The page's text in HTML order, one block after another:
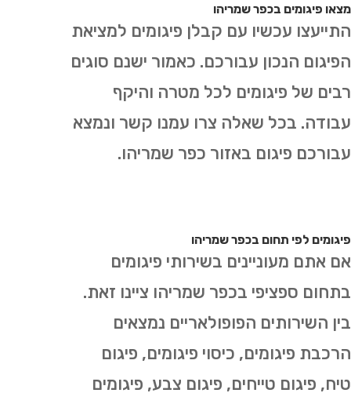
מצאו פיגומים בכפר שמריהו
התייעצו עכשיו עם קבלן פיגומים למציאת
הפיגום הנכון עבורכם. כאמור ישנם סוגים
רבים של פיגומים לכל מטרה והיקף
עבודה. בכל שאלה צרו עמנו קשר ונמצא
עבורכם פיגום באזור כפר שמריהו.
פיגומים לפי תחום בכפר שמריהו
אם אתם מעוניינים בשירותי פיגומים
בתחום ספציפי בכפר שמריהו ציינו זאת.
בין השירותים הפופולאריים נמצאים
הרכבת פיגומים, כיסוי פיגומים, פיגום
טיח, פיגום טייחים, פיגום צבע, פיגומים